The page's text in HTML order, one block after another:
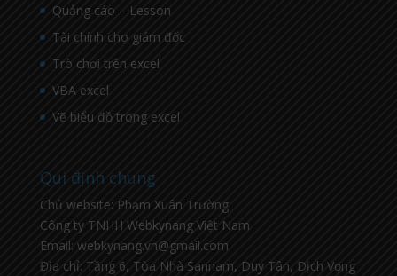
Quảng cáo – Lesson
Tài chính cho giám đốc
Trò chơi trên excel
VBA excel
Vẽ biểu đồ trong excel
Qui định chung
Chủ website: Phạm Xuân Trường
Công ty TNHH Webkynang Việt Nam
Email: webkynang.vn@gmail.com
Địa chỉ: Tầng 6, Tòa Nhà Sannam, Duy Tân, Dịch Vọng